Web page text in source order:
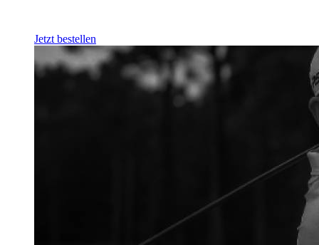
Jetzt bestellen